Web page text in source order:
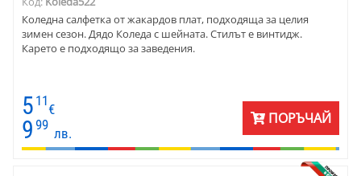
Коледна салфетка от жакардов плат, подходяща за целия
зимен сезон. Дядо Коледа с шейната. Стилът е винтидж.
Карето е подходящо за заведения.
5 11
€
9 99
лв.
ПОРЪЧАЙ